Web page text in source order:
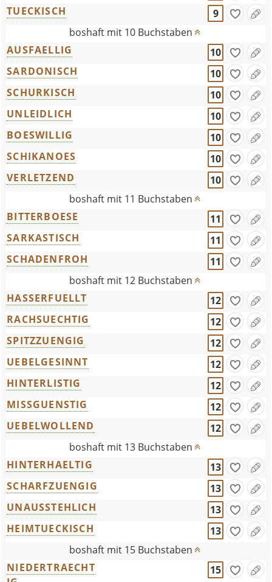
TUECKISCH
9
boshaft mit 10 Buchstaben
AUSFAELLIG
10
SARDONISCH
10
SCHURKISCH
10
UNLEIDLICH
10
BOESWILLIG
10
SCHIKANOES
10
VERLETZEND
10
boshaft mit 11 Buchstaben
BITTERBOESE
11
SARKASTISCH
11
SCHADENFROH
11
boshaft mit 12 Buchstaben
HASSERFUELLT
12
RACHSUECHTIG
12
SPITZZUENGIG
12
UEBELGESINNT
12
HINTERLISTIG
12
MISSGUENSTIG
12
UEBELWOLLEND
12
boshaft mit 13 Buchstaben
HINTERHAELTIG
13
SCHARFZUENGIG
13
UNAUSSTEHLICH
13
HEIMTUECKISCH
13
boshaft mit 15 Buchstaben
NIEDERTRAECHT
15